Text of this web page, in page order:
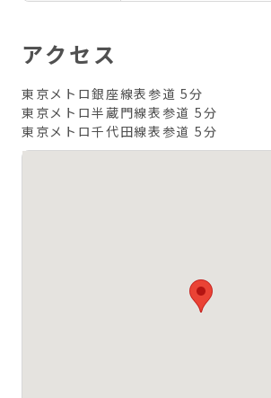
アクセス
東京メトロ銀座線表参道 5分
東京メトロ半蔵門線表参道 5分
東京メトロ千代田線表参道 5分